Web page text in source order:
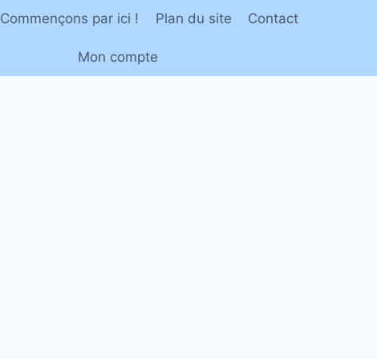
Commençons par ici ! Plan du site Contact
Mon compte